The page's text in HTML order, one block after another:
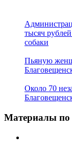
тысяч
собаки
Пьяную
Около 70
Материалы по